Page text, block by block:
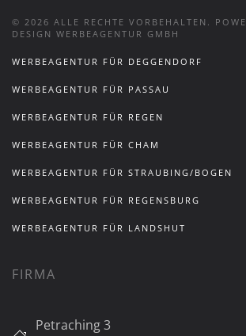
© 2026 ALLE RECHTE VORBEHALTEN.
DESIGN WERBEAGENTUR GMBH
WERBEAGENTUR FÜR DEGGENDORF
WERBEAGENTUR FÜR PASSAU
WERBEAGENTUR FÜR REGEN
WERBEAGENTUR FÜR CHAM
WERBEAGENTUR FÜR STRAUBING/BOGEN
WERBEAGENTUR FÜR REGENSBURG
WERBEAGENTUR FÜR LANDSHUT
FIRMA
Petraching 3